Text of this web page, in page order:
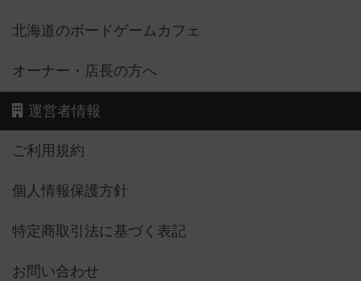
北海道のボードゲームカフェ
オーナー・店長の方へ
運営者情報
ご利用規約
個人情報保護方針
特定商取引法に基づく表記
お問い合わせ